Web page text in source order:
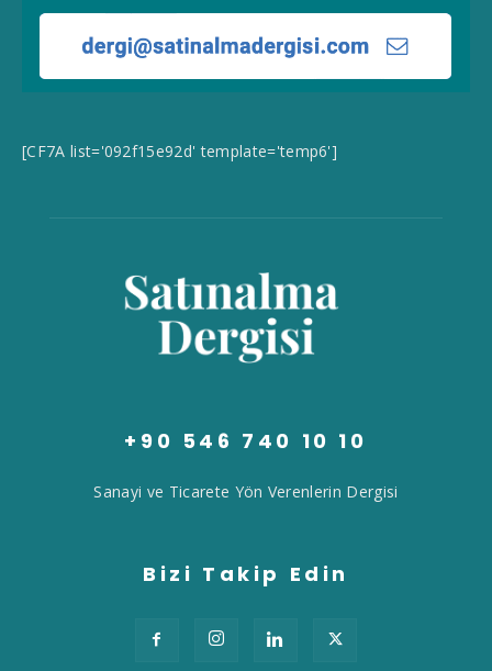
[CF7A list='092f15e92d' template='temp6']
+90 546 740 10 10
Sanayi ve Ticarete Yön Verenlerin Dergisi
Bizi Takip Edin